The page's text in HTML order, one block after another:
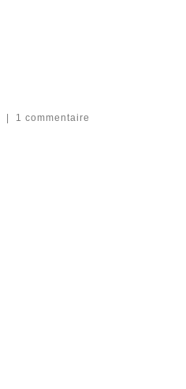
1 commentaire